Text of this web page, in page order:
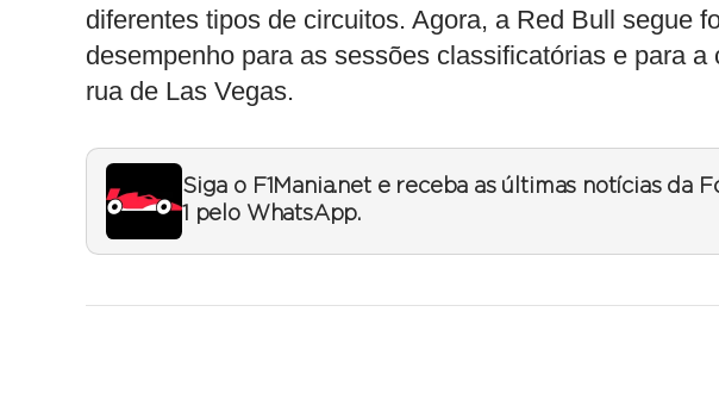
diferentes tipos de circuitos. Agora, a Red Bull segue
desempenho para as sessões classificatórias e para
rua de Las Vegas.
Siga o F1Mania.net e receba as últimas notícias da
1 pelo WhatsApp.